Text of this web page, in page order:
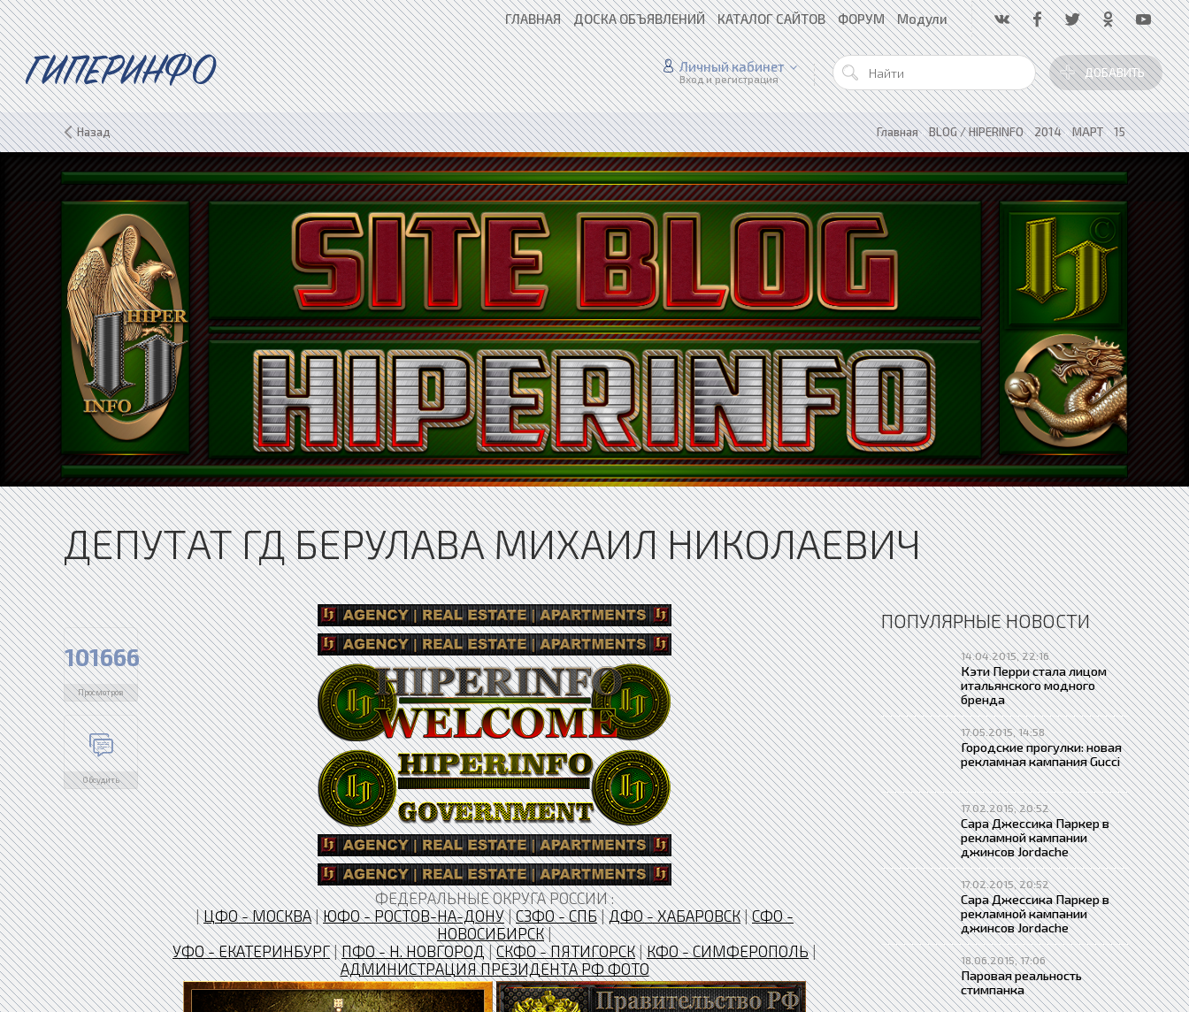
ГЛАВНАЯ ДОСКА ОБЪЯВЛЕНИЙ КАТАЛОГ САЙТОВ ФОРУМ Модули
ГИПЕРИНФО ДОБАВИТЬ
Личный кабинет
Вход и регистрация
Назад Главная»BLOG / HIPERINFO»2014»МАРТ»15
ДЕПУТАТ ГД БЕРУЛАВА МИХАИЛ НИКОЛАЕВИЧ
101666
Просмотров
Обсудить
ФЕДЕРАЛЬНЫЕ ОКРУГА РОССИИ :
|ЦФО - МОСКВА|ЮФО - РОСТОВ-НА-ДОНУ|СЗФО - СПБ|ДФО - ХАБАРОВСК|СФО -
НОВОСИБИРСК|
УФО - ЕКАТЕРИНБУРГ|ПФО - Н. НОВГОРОД|CКФО - ПЯТИГОРСК|КФО - СИМФЕРОПОЛЬ|
АДМИНИСТРАЦИЯ ПРЕЗИДЕНТА РФ ФОТО
ПОПУЛЯРНЫЕ НОВОСТИ
14.04.2015, 22:16
Кэти Перри стала лицом
итальянского модного
бренда
17.05.2015, 14:58
Городские прогулки: новая
рекламная кампания Gucci
17.02.2015, 20:52
Сара Джессика Паркер в
рекламной кампании
джинсов Jordache
17.02.2015, 20:52
Сара Джессика Паркер в
рекламной кампании
джинсов Jordache
18.06.2015, 17:06
Паровая реальность
стимпанка